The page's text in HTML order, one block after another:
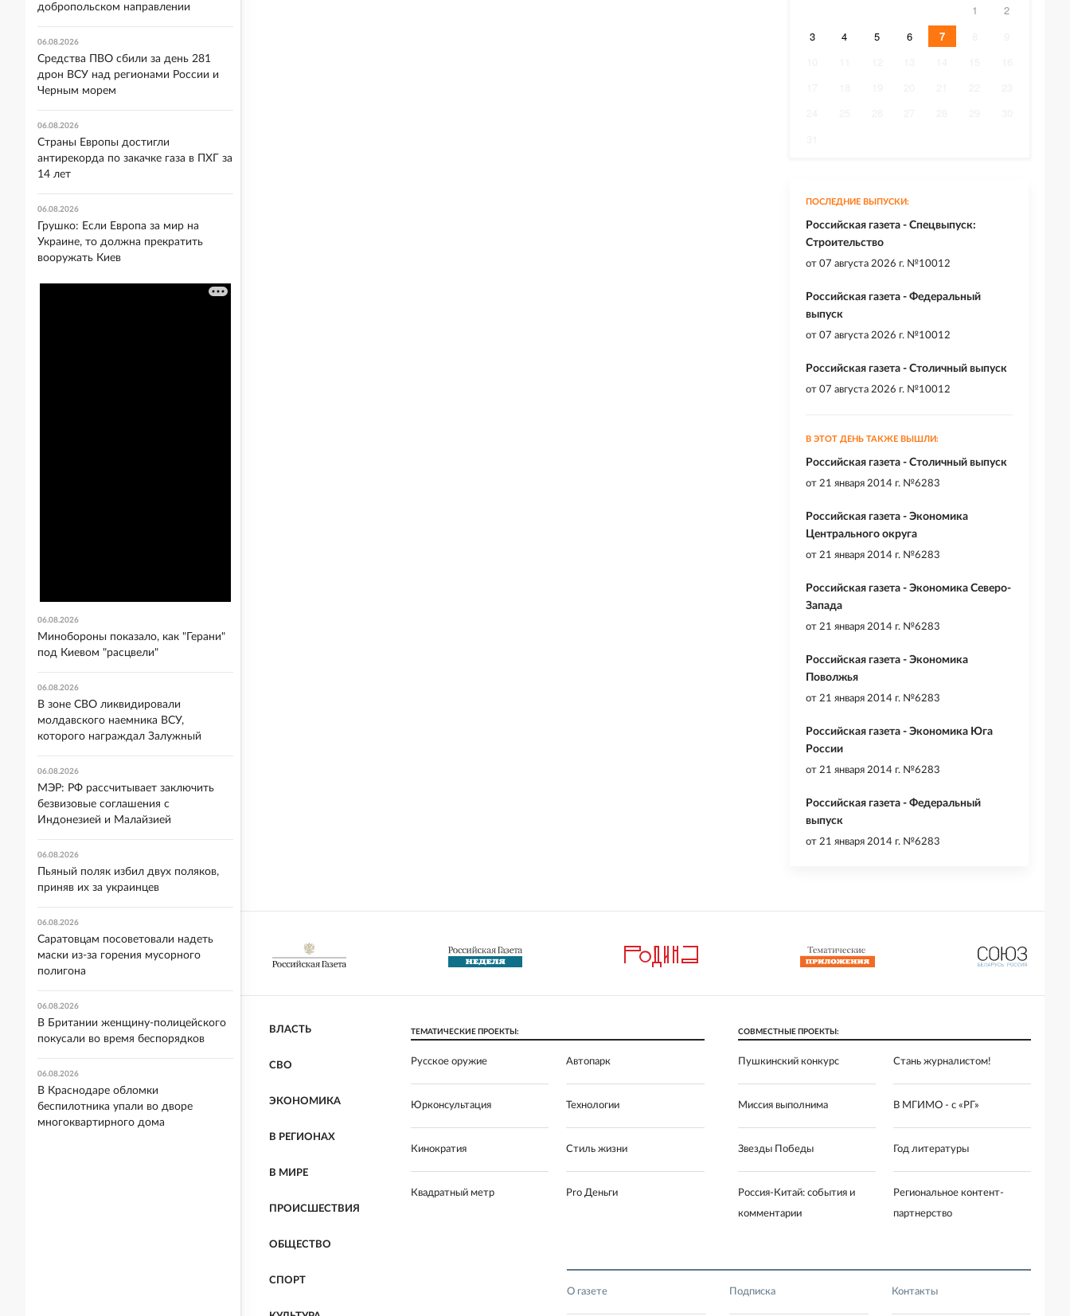
1
2
3
4 5 6 7
ПОСЛЕДНИЕ ВЫПУСКИ:
Российская газета - Спецвыпуск:
Строительство
от 07 августа 2026 г. №10012
Российская газета - Федеральный
выпуск
от 07 августа 2026 г. №10012
Российская газета - Столичный выпуск
от 07 августа 2026 г. №10012
В ЭТОТ ДЕНЬ ТАКЖЕ ВЫШЛИ:
Российская газета - Столичный выпуск
от 21 января 2014 г. №6283
Российская газета - Экономика
Центрального округа
от 21 января 2014 г. №6283
Российская газета - Экономика Северо-
Запада
от 21 января 2014 г. №6283
Российская газета - Экономика
Поволжья
от 21 января 2014 г. №6283
Российская газета - Экономика Юга
России
от 21 января 2014 г. №6283
Российская газета - Федеральный
выпуск
от 21 января 2014 г. №6283
ВЛАСТЬ
СВО
ЭКОНОМИКА
В РЕГИОНАХ
В МИРЕ
ПРОИСШЕСТВИЯ
ОБЩЕСТВО
СПОРТ
ТЕМАТИЧЕСКИЕ ПРОЕКТЫ:
Русское оружие Автопарк
Юрконсультация Технологии
Кинократия Стиль жизни
Квадратный метр Pro Деньги
СОВМЕСТНЫЕ ПРОЕКТЫ:
Пушкинский конкурс Стань журналистом!
Миссия выполнима В МГИМО - с «РГ»
Звезды Победы Год литературы
Россия-Китай: события и
комментарии
Региональное контент-
партнерство
О газете Подписка Контакты
добропольском направлении
06.08.2026
Средства ПВО сбили за день 281
дрон ВСУ над регионами России и
Черным морем
06.08.2026
Страны Европы достигли
антирекорда по закачке газа в ПХГ за
14 лет
06.08.2026
Грушко: Если Европа за мир на
Украине, то должна прекратить
вооружать Киев
06.08.2026
Минобороны показало, как "Герани"
под Киевом "расцвели"
06.08.2026
В зоне СВО ликвидировали
молдавского наемника ВСУ,
которого награждал Залужный
06.08.2026
МЭР: РФ рассчитывает заключить
безвизовые соглашения с
Индонезией и Малайзией
06.08.2026
Пьяный поляк избил двух поляков,
приняв их за украинцев
06.08.2026
Саратовцам посоветовали надеть
маски из-за горения мусорного
полигона
06.08.2026
В Британии женщину-полицейского
покусали во время беспорядков
06.08.2026
В Краснодаре обломки
беспилотника упали во дворе
многоквартирного дома